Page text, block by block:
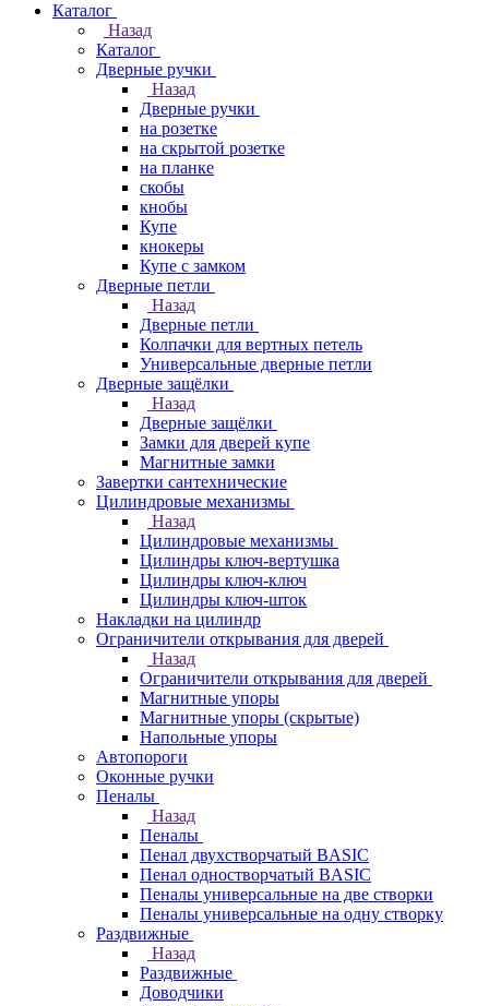
Каталог
Назад
Каталог
Дверные ручки
Назад
Дверные ручки
на розетке
на скрытой розетке
на планке
скобы
кнобы
Купе
кнокеры
Купе с замком
Дверные петли
Назад
Дверные петли
Колпачки для вертных петель
Универсальные дверные петли
Дверные защёлки
Назад
Дверные защёлки
Замки для дверей купе
Магнитные замки
Завертки сантехнические
Цилиндровые механизмы
Назад
Цилиндровые механизмы
Цилиндры ключ-вертушка
Цилиндры ключ-ключ
Цилиндры ключ-шток
Накладки на цилиндр
Ограничители открывания для дверей
Назад
Ограничители открывания для дверей
Магнитные упоры
Магнитные упоры (скрытые)
Напольные упоры
Автопороги
Оконные ручки
Пеналы
Назад
Пеналы
Пенал двухстворчатый BASIC
Пенал одностворчатый BASIC
Пеналы универсальные на две створки
Пеналы универсальные на одну створку
Раздвижные
Назад
Раздвижные
Доводчики